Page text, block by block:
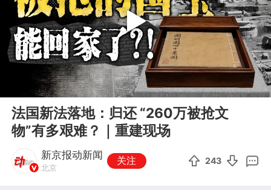
08:09
Play
法国新法落地：归还 “260万被抢文
物”有多艰难？｜重建现场
新京报动新闻
北京
关注 243